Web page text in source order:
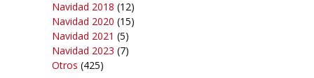
Navidad 2018 (12)
Navidad 2020 (15)
Navidad 2021 (5)
Navidad 2023 (7)
Otros (425)